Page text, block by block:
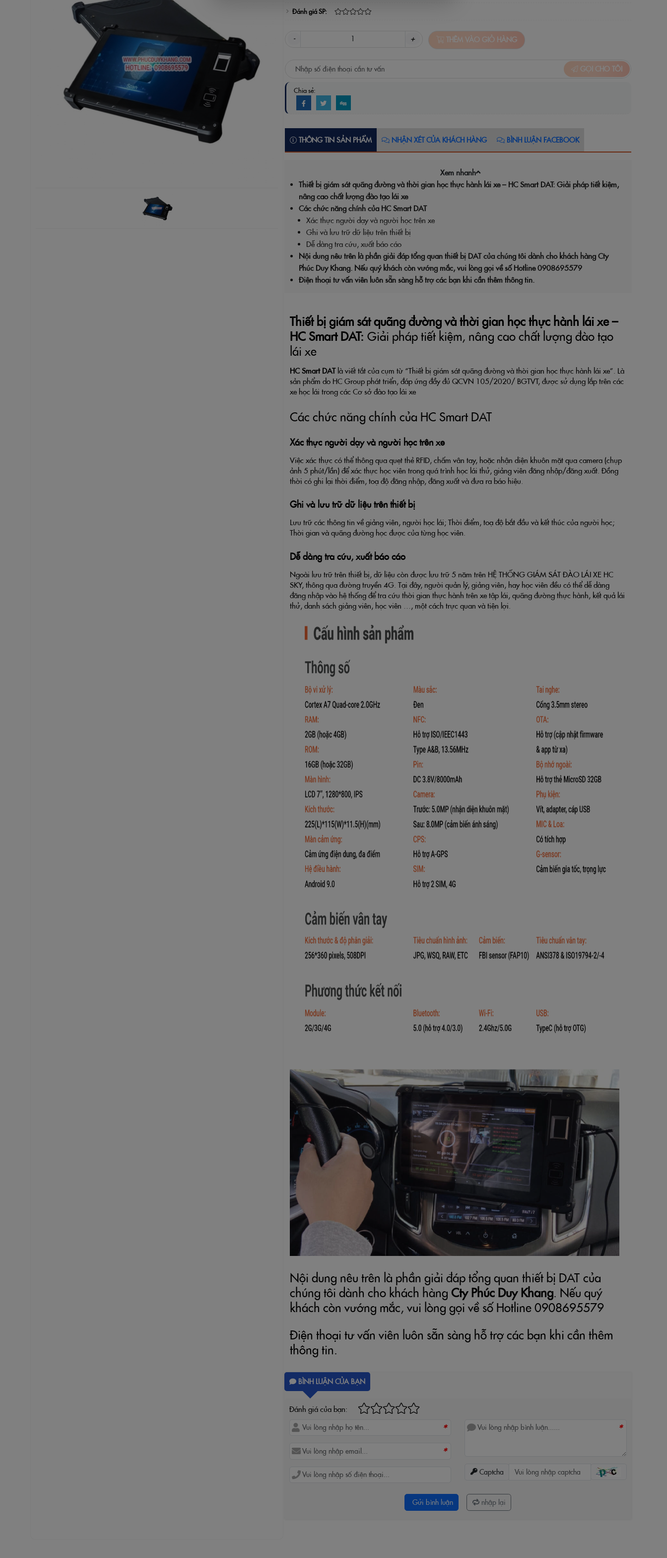
Đánh giá SP:
- + THÊM VÀO GIỎ HÀNG
GỌI CHO TÔI
Chia sẻ:
THÔNG TIN SẢN PHẨM NHẬN XÉT CỦA KHÁCH HÀNG BÌNH LUẬN FACEBOOK
Xem nhanh
Thiết bị giám sát quãng đường và thời gian học thực hành lái xe – HC Smart DAT: Giải pháp tiết kiệm,
nâng cao chất lượng đào tạo lái xe
Các chức năng chính của HC Smart DAT
Xác thực người dạy và người học trên xe
Ghi và lưu trữ dữ liệu trên thiết bị
Dễ dàng tra cứu, xuất báo cáo
Nội dung nêu trên là phần giải đáp tổng quan thiết bị DAT của chúng tôi dành cho khách hàng Cty
Phúc Duy Khang. Nếu quý khách còn vướng mắc, vui lòng gọi về số Hotline 0908695579
Điện thoại tư vấn viên luôn sẵn sàng hỗ trợ các bạn khi cần thêm thông tin.
Thiết bị giám sát quãng đường và thời gian học thực hành lái xe –
HC Smart DAT: Giải pháp tiết kiệm, nâng cao chất lượng đào tạo
lái xe
HC Smart DATlà viết tắt của cụm từ “Thiết bị giám sát quãng đường và thời gian học thực hành lái xe”. Là
sản phẩm do HC Group phát triển, đáp ứng đầy đủ QCVN 105/2020/ BGTVT, được sử dụng lắp trên các
xe học lái trong các Cơ sở đào tạo lái xe
Các chức năng chính của HC Smart DAT
Xác thực người dạy và người học trên xe
Việc xác thực có thể thông qua quẹt thẻ RFID, chấm vân tay, hoặc nhận diện khuôn mặt qua camera (chụp
ảnh 5 phút/lần) để xác thực học viên trong quá trình học lái thử, giảng viên đăng nhập/đăng xuất. Đồng
thời có ghi lại thời điểm, toạ độ đăng nhập, đăng xuất và đưa ra báo hiệu.
Ghi và lưu trữ dữ liệu trên thiết bị
Lưu trữ các thông tin về giảng viên, người học lái; Thời điểm, toạ độ bắt đầu và kết thúc của người học;
Thời gian và quãng đường học được của từng học viên.
Dễ dàng tra cứu, xuất báo cáo
Ngoài lưu trữ trên thiết bị, dữ liệu còn được lưu trữ 5 năm trên HỆ THỐNG GIÁM SÁT ĐÀO LÁI XE HC
SKY, thông qua đường truyền 4G. Tại đây, người quản lý, giảng viên, hay học viên đều có thể dễ dàng
đăng nhập vào hệ thống để tra cứu thời gian thực hành trên xe tập lái, quãng đường thực hành, kết quả lái
thử, danh sách giảng viên, học viên …, một cách trực quan và tiện lợi.
Nội dung nêu trên là phần giải đáp tổng quan thiết bị DAT của
chúng tôi dành cho khách hàng Cty Phúc Duy Khang. Nếu quý
khách còn vướng mắc, vui lòng gọi về số Hotline 0908695579
Điện thoại tư vấn viên luôn sẵn sàng hỗ trợ các bạn khi cần thêm
thông tin.
BÌNH LUẬN CỦA BẠN
Đánh giá của bạn:
*
*
*
Captcha
Gửi bình luận nhập lại